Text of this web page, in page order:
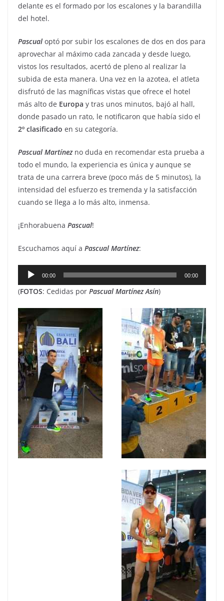
delante es el formado por los escalones y la barandilla
del hotel.
Pascual optó por subir los escalones de dos en dos para
aprovechar al máximo cada zancada y desde luego,
vistos los resultados, acertó de pleno al realizar la
subida de esta manera. Una vez en la azotea, el atleta
disfrutó de las magníficas vistas que ofrece el hotel
más alto de Europa y tras unos minutos, bajó al hall,
donde pasado un rato, le notificaron que había sido el
2º clasificado en su categoría.
Pascual Martínezno duda en recomendar esta prueba a
todo el mundo, la experiencia es única y aunque se
trata de una carrera breve (poco más de 5 minutos), la
intensidad del esfuerzo es tremenda y la satisfacción
cuando se llega a lo más alto, inmensa.
¡Enhorabuena Pascual!
Escuchamos aquí a Pascual Martínez:
Reproductor
de
00:00 00:00
(FOTOS: Cedidas por Pascual Martínez Asín)